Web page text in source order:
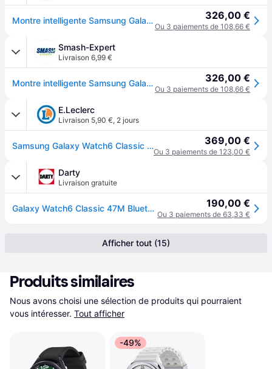
Montre intelligente Samsung Galaxy Watch6 Classic - Noir 326,00 €
Ou 3 paiements de 108,66 €
Smash-Expert
Livraison 6,99 €
Montre intelligente Samsung Galaxy Watch6 Classic - Noir 326,00 €
Ou 3 paiements de 108,66 €
E.Leclerc
Livraison 5,90 €, 2 jours
Samsung Galaxy Watch6 Classic 3,81 cm (1.5") OLED 47 mm NumÃ©rique 480 x 480 pixels Ãcran tactile Argent Wifi GPS (satellite) 369,00 €
Ou 3 paiements de 123,00 €
Darty
Livraison gratuite
Galaxy Watch6 Classic 47M Bluetooth Noir import 190,00 €
Ou 3 paiements de 63,33 €
Afficher tout (15)
Produits similaires
Nous avons choisi une sélection de produits qui pourraient
vous intéresser. Tout afficher
-49%